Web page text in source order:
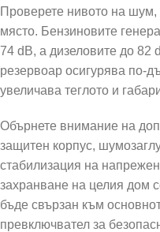
Проверете нивото на
място. Бензиновите
74 dB, а дизеловите до 82
резервоар осигурява по-
увеличава теглото и
Обърнете внимание на
защитен корпус,
стабилизация на
захранване на целия дом
бъде свързан към
превключвател за